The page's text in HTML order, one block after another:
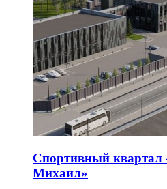
Спортивный квартал
Михаил»